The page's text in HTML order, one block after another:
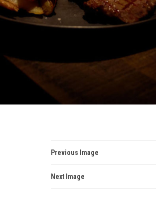
Previous Image
Next Image